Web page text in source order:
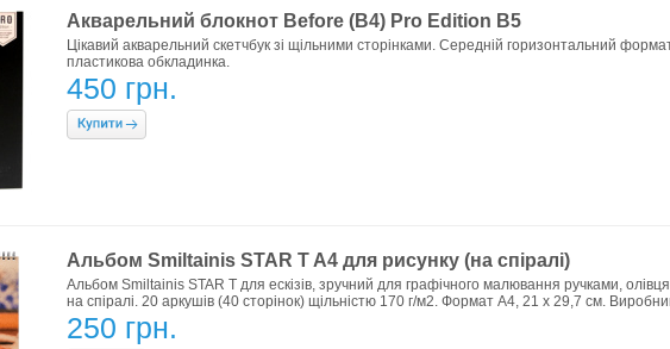
Акварельний блокнот Before (B4) Pro Edition B5
Цікавий акварельний скетчбук зі щільними сторінками. Середній горизонтальний
пластикова обкладинка.
450 грн.
Альбом Smiltainis STAR T A4 для рисунку (на спіралі)
Альбом Smiltainis STAR T для ескізів, зручний для графічного малювання ручками,
на спіралі. 20 аркушів (40 сторінок) щільністю 170 г/м2. Формат А4, 21 x 29,7 см.
250 грн.